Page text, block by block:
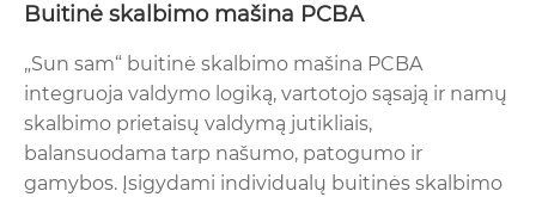
Buitinė skalbimo mašina PCBA
„Sun sam“ buitinė skalbimo mašina PCBA
integruoja valdymo logiką, vartotojo sąsają ir namų
skalbimo prietaisų valdymą jutikliais,
balansuodama tarp našumo, patogumo ir
gamybos. Įsigydami individualų buitinės skalbimo